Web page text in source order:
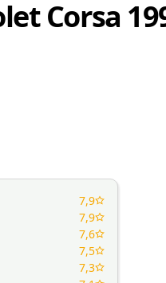
Corsa
7,9
7,9
7,6
7,5
7,3